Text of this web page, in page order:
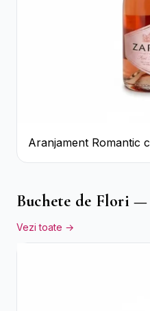
Aranjament Romantic
Roșii și Șampanie rose
Buchete de Flori —
Vezi toate →